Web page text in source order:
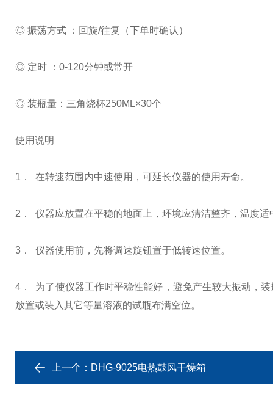
◎ 振荡方式 ：回旋/往复（下单时确认）
◎ 定时 ：0-120分钟或常开
◎ 装瓶量：三角烧杯250ML×30个
使用说明
1． 在转速范围内中速使用，可延长仪器的使用寿命。
2． 仪器应放置在平稳的地面上，环境应清洁整齐，温度适
3． 仪器使用前，先将调速旋钮置于低转速位置。
4． 为了使仪器工作时平稳性能好，避免产生较大振动，
放置或装入其它等量溶液的试瓶布满空位。
上一个： DHG-9025电热鼓风干燥箱